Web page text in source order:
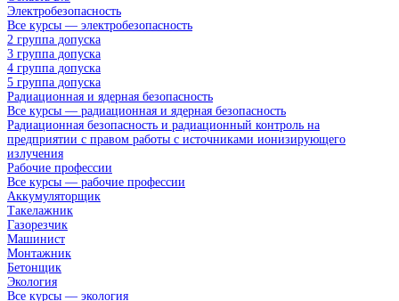
Электробезопасность
Все курсы — электробезопасность
2 группа допуска
3 группа допуска
4 группа допуска
5 группа допуска
Радиационная и ядерная безопасность
Все курсы — радиационная и ядерная безопасность
Радиационная безопасность и радиационный контроль на
предприятии с правом работы с источниками ионизирующего
излучения
Рабочие профессии
Все курсы — рабочие профессии
Аккумуляторщик
Такелажник
Газорезчик
Машинист
Монтажник
Бетонщик
Экология
Все курсы — экология